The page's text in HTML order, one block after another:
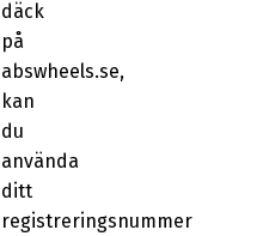
däck
på
abswheels.se,
kan
du
använda
ditt
registreringsnummer